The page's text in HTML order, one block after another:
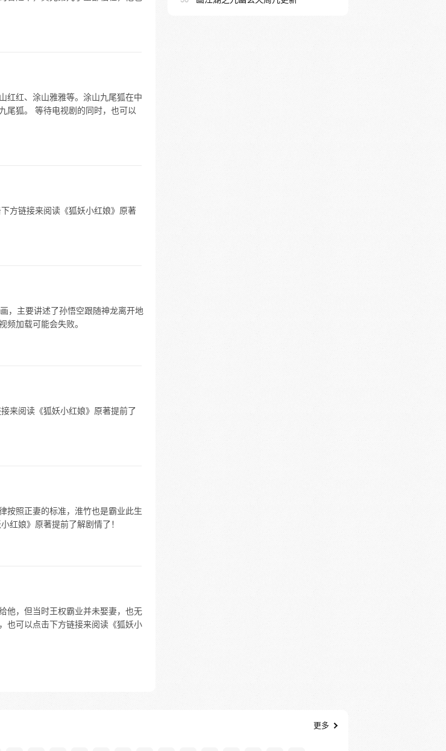
红红、涂山雅雅等。涂山九尾狐在中
尾狐。 等待电视剧的同时，也可以
方链接来阅读《狐妖小红娘》原著
，主要讲述了孙悟空跟随神龙离开地
频加载可能会失败。
来阅读《狐妖小红娘》原著提前了
按照正妻的标准，淮竹也是霸业此生
红娘》原著提前了解剧情了！
他，但当时王权霸业并未娶妻，也无
也可以点击下方链接来阅读《狐妖小
更多